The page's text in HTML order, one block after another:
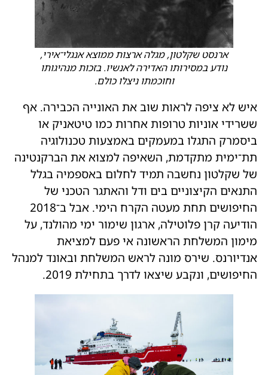
ארנסט שקלטון, מגלה ארצות ממוצא אנגלי־אירי,
נודע במסירותו האדירה לאנשיו. בזכות מנהיגותו
וחוכמתו ניצלו כולם.
איש לא ציפה לראות שוב את האונייה הכבירה. אף
ששרידי אוניות טרופות אחרות כמו טיטאניק או
ביסמרק התגלו במעמקים באמצעות טכנולוגיה
תת־ימית מתקדמת, השאיפה למצוא את הברקנטינה
של שקלטון נחשבה תמיד לחלום באספמיה בגלל
התנאים הקיצוניים בים ודל והאתגר הטכני של
החיפושים תחת מעטה הקרח הימי. אבל ב־2018
הודיעה קרן פלוטילה, ארגון שימור ימי מהולנד, על
מימון המשלחת הראשונה אי פעם למציאת
אנדיורנס. שירס מונה לראש המשלחת ובאונד למנהל
החיפושים, ונקבע שיצאו לדרך בתחילת 2019.